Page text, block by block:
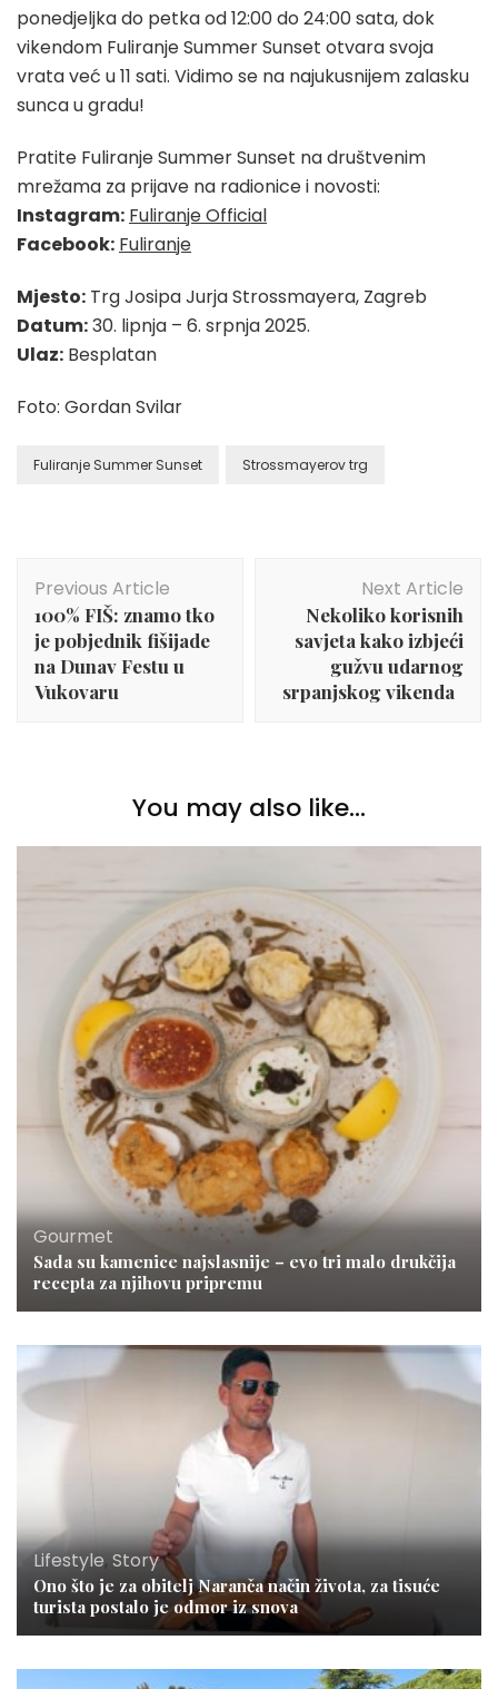
ponedjeljka do petka od 12:00 do 24:00 sata, dok
vikendom Fuliranje Summer Sunset otvara svoja
vrata već u 11 sati. Vidimo se na najukusnijem zalasku
sunca u gradu!
Pratite Fuliranje Summer Sunset na društvenim
mrežama za prijave na radionice i novosti:
Instagram: Fuliranje Official
Facebook: Fuliranje
Mjesto: Trg Josipa Jurja Strossmayera, Zagreb
Datum:30. lipnja – 6. srpnja 2025.
Ulaz: Besplatan
Foto: Gordan Svilar
Fuliranje Summer Sunset Strossmayerov trg
Navigation
Previous Article
100% FIŠ: znamo tko
je pobjednik fišijade
na Dunav Festu u
Vukovaru
Next Article
Nekoliko korisnih
savjeta kako izbjeći
gužvu udarnog
srpanjskog vikenda
You may also like...
Gourmet
Sada su kamenice najslasnije – evo tri malo drukčija
recepta za njihovu pripremu
Lifestyle,Story
Ono što je za obitelj Naranča način života, za tisuće
turista postalo je odmor iz snova